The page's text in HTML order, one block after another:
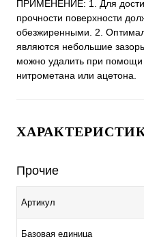
ПРИМЕНЕНИЕ: 1. Для
прочности поверхности
обезжиренными. 2.
являются небольшие
можно удалить при
нитрометана или ацетона.
Прочие
Артикул
Базовая единица